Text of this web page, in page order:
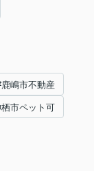
嶋市不動産
市ペット可